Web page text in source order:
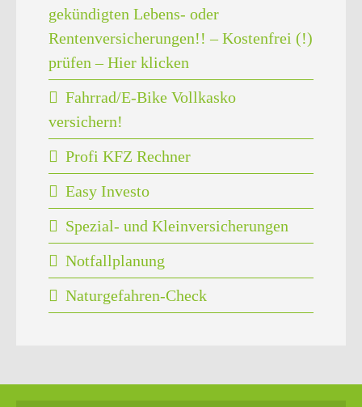
gekündigten Lebens- oder
Rentenversicherungen!! – Kostenfrei (!)
prüfen – Hier klicken
Fahrrad/E-Bike Vollkasko
versichern!
Profi KFZ Rechner
Easy Investo
Spezial- und Kleinversicherungen
Notfallplanung
Naturgefahren-Check